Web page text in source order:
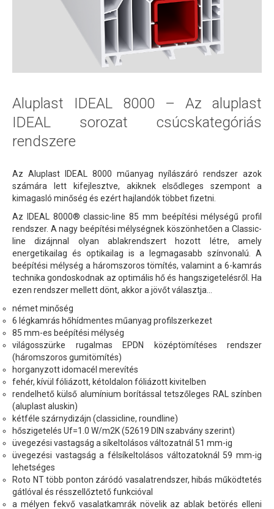
Aluplast IDEAL 8000 – Az aluplast
IDEAL sorozat csúcskategóriás
rendszere
Az Aluplast IDEAL 8000 műanyag nyílászáró rendszer azok
számára lett kifejlesztve, akiknek elsődleges szempont a
kimagasló minőség és ezért hajlandók többet fizetni.
Az IDEAL 8000® classic-line 85 mm beépítési mélységű profil
rendszer. A nagy beépítési mélységnek köszönhetően a Classic-
line dizájnnal olyan ablakrendszert hozott létre, amely
energetikailag és optikailag is a legmagasabb színvonalú. A
beépítési mélység a háromszoros tömítés, valamint a 6-kamrás
technika gondoskodnak az optimális hő és hangszigetelésről. Ha
ezen rendszer mellett dönt, akkor a jövőt választja…
német minőség
6 légkamrás hőhídmentes műanyag profilszerkezet
85 mm-es beépítési mélység
világosszürke rugalmas EPDN középtömítéses rendszer
(háromszoros gumitömítés)
horganyzott idomacél merevítés
fehér, kívül fóliázott, kétoldalon fóliázott kivitelben
rendelhető külső alumínium borítással tetszőleges RAL színben
(aluplast aluskin)
kétféle szárnydizájn (classicline, roundline)
hőszigetelés Uf=1.0 W/m2K (52619 DIN szabvány szerint)
üvegezési vastagság a síkeltolásos változatnál 51 mm-ig
üvegezési vastagság a félsíkeltolásos változatoknál 59 mm-ig
lehetséges
Roto NT több ponton záródó vasalatrendszer, hibás működtetés
gátlóval és résszellőztető funkcióval
a mélyen fekvő vasalatkamrák növelik az ablak betörés elleni